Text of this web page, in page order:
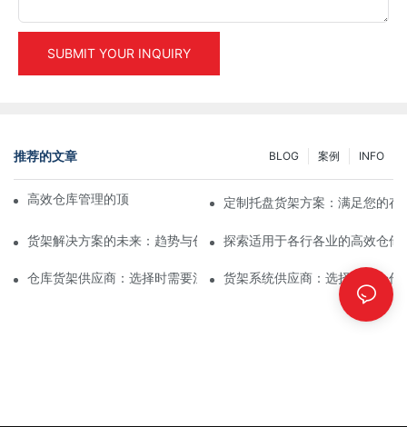
SUBMIT YOUR INQUIRY
推荐的文章 INFO
案例
BLOG
高效仓库管理的顶级工业货架解决方案定制托盘货架方案：满足您的存
货架解决方案的未来：趋势与创新 探索适用于各行各业的高效仓储
仓库货架供应商：选择时需要注意什么货架系统供应商：选择合适合作